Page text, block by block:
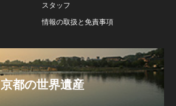
スタッフ
情報の取扱と免責事項
京都の世界遺産